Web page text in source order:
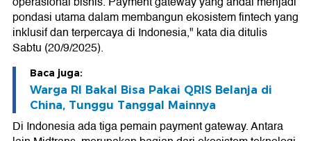
pondasi utama dalam membangun ekosistem fintech yang
inklusif dan terpercaya di Indonesia," kata dia ditulis
Sabtu (20/9/2025).
Baca juga:
Warga RI Bakal Bisa Pakai QRIS Belanja di
China, Tunggu Tanggal Mainnya
Di Indonesia ada tiga pemain payment gateway. Antara